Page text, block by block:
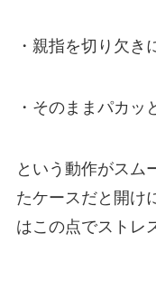
・親指を切り欠き
・そのままパカッ
という動作がスム
たケースだと開け
はこの点でストレ